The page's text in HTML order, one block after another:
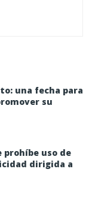
una fecha para
su
prohíbe uso de
dirigida a